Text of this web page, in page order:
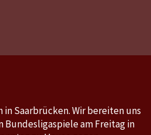
in Saarbrücken. Wir bereiten uns
Bundesligaspiele am Freitag in